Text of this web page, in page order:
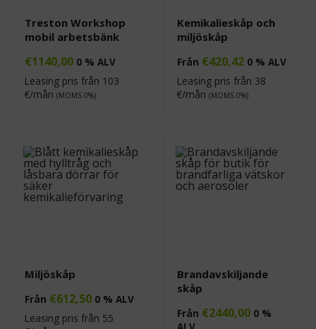
Treston Workshop
mobil arbetsbänk
€1140,00 0 % ALV
Leasing pris från 103
€/mån (MOMS 0%)
Kemikalieskåp och
miljöskåp
Från €420,42 0 % ALV
Leasing pris från 38
€/mån (MOMS 0%)
Miljöskåp
Från €612,50 0 % ALV
Leasing pris från 55
Brandavskiljande
skåp
Från €2440,00 0 %